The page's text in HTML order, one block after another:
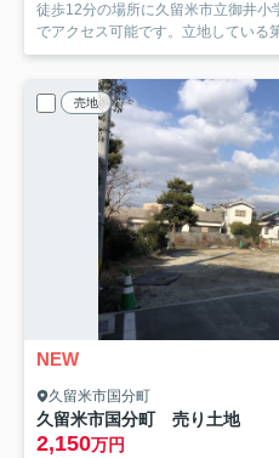
徒歩12分の場所に久留米市立御井
でアクセス可能です。立地している
売地
NEW
久留米市国分町
久留米市国分町 売り土地
2,150万円